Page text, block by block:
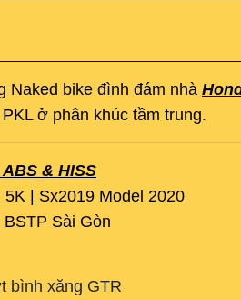
Naked bike đình đám nhà
ở phân khúc tầm trung.
& HISS
| Sx2019 Model 2020
Sài Gòn
bình xăng GTR